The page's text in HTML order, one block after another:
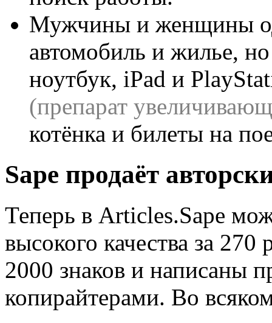
Мужчины и женщины
автомобиль и жилье,
ноутбук, iPad и
(препарат
котёнка и билеты на
Sape продаёт
Теперь в Articles.Sape
высокого качества за
2000 знаков и написаны
копирайтерами. Во